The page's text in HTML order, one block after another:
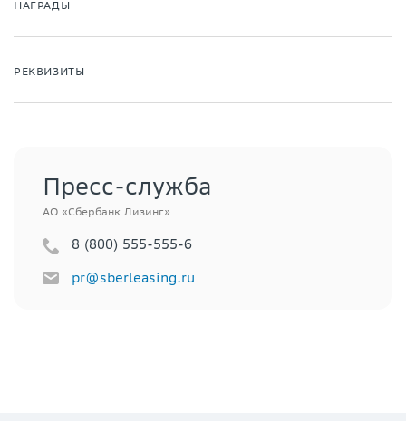
НАГРАДЫ
РЕКВИЗИТЫ
Пресс-служба
АО «Сбербанк Лизинг»
8 (800) 555-555-6
pr@sberleasing.ru